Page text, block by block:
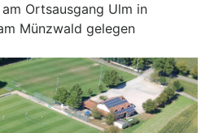
Ortsausgang Ulm in
Münzwald gelegen